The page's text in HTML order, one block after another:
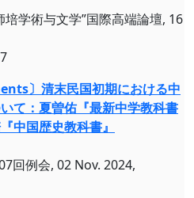
培学術与文学”国際高端論壇, 16
〕清末民国初期における中
て：夏曽佑『最新中学教科書
中国歴史教科書』
回例会, 02 Nov. 2024,